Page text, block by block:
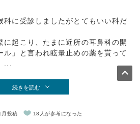
科に受診しましたがとてもいい科だ
に起こり、たまに近所の耳鼻科の開
ル」と言われ眩暈止めの薬を貰って
...
続きを読む
投稿 18人が参考になった